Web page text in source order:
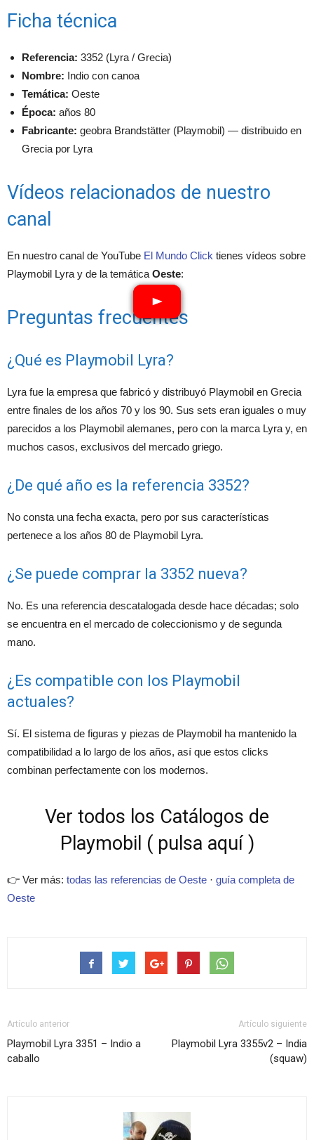
Ficha técnica
Referencia: 3352 (Lyra / Grecia)
Nombre: Indio con canoa
Temática: Oeste
Época: años 80
Fabricante: geobra Brandstätter (Playmobil) — distribuido en
Grecia por Lyra
Vídeos relacionados de nuestro
canal
En nuestro canal de YouTube El Mundo Click tienes vídeos sobre
Playmobil Lyra y de la temática Oeste:
Preguntas frecuentes
¿Qué es Playmobil Lyra?
Lyra fue la empresa que fabricó y distribuyó Playmobil en Grecia
entre finales de los años 70 y los 90. Sus sets eran iguales o muy
parecidos a los Playmobil alemanes, pero con la marca Lyra y, en
muchos casos, exclusivos del mercado griego.
¿De qué año es la referencia 3352?
No consta una fecha exacta, pero por sus características
pertenece a los años 80 de Playmobil Lyra.
¿Se puede comprar la 3352 nueva?
No. Es una referencia descatalogada desde hace décadas; solo
se encuentra en el mercado de coleccionismo y de segunda
mano.
¿Es compatible con los Playmobil
actuales?
Sí. El sistema de figuras y piezas de Playmobil ha mantenido la
compatibilidad a lo largo de los años, así que estos clicks
combinan perfectamente con los modernos.
Ver todos los Catálogos de
Playmobil ( pulsa aquí )
👉 Ver más: todas las referencias de Oeste · guía completa de
Oeste
Artículo anterior
Playmobil Lyra 3351 – Indio a
caballo
Artículo siguiente
Playmobil Lyra 3355v2 – India
(squaw)